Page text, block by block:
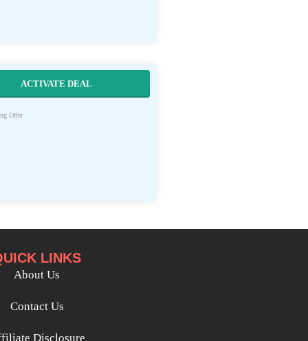
ACTIVATE DEAL
Offer
LINKS
About Us
Contact Us
Disclosure